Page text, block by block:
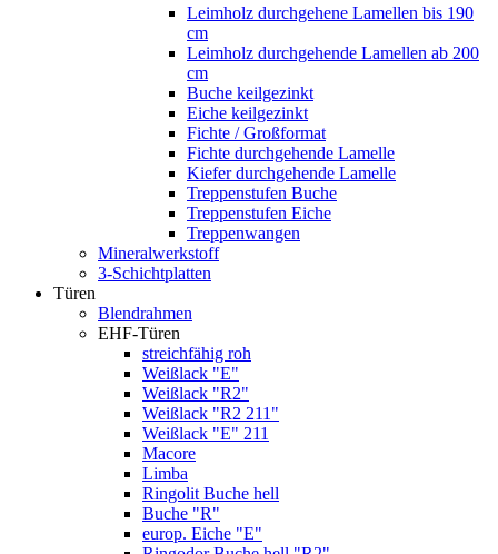
Leimholz durchgehene Lamellen bis 190
cm
Leimholz durchgehende Lamellen ab 200
cm
Buche keilgezinkt
Eiche keilgezinkt
Fichte / Großformat
Fichte durchgehende Lamelle
Kiefer durchgehende Lamelle
Treppenstufen Buche
Treppenstufen Eiche
Treppenwangen
Mineralwerkstoff
3-Schichtplatten
Türen
Blendrahmen
EHF-Türen
streichfähig roh
Weißlack "E"
Weißlack "R2"
Weißlack "R2 211"
Weißlack "E" 211
Macore
Limba
Ringolit Buche hell
Buche "R"
europ. Eiche "E"